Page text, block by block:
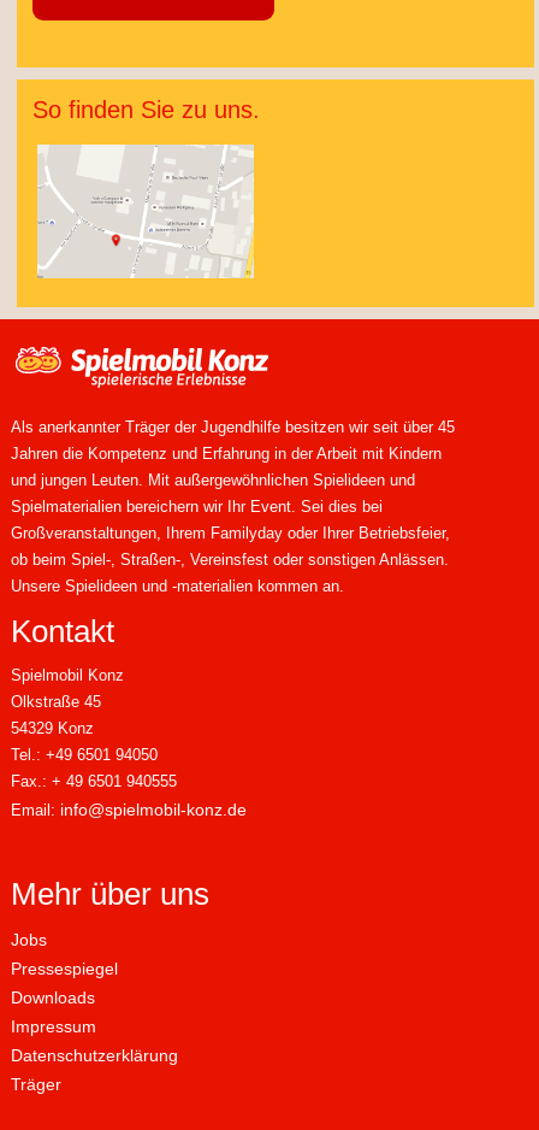
So finden Sie zu uns.
Als anerkannter Träger der Jugendhilfe besitzen wir seit über 45
Jahren die Kompetenz und Erfahrung in der Arbeit mit Kindern
und jungen Leuten. Mit außergewöhnlichen Spielideen und
Spielmaterialien bereichern wir Ihr Event. Sei dies bei
Großveranstaltungen, Ihrem Familyday oder Ihrer Betriebsfeier,
ob beim Spiel-, Straßen-, Vereinsfest oder sonstigen Anlässen.
Unsere Spielideen und -materialien kommen an.
Kontakt
Spielmobil Konz
Olkstraße 45
54329 Konz
Tel.: +49 6501 94050
Fax.: + 49 6501 940555
Email: info@spielmobil-konz.de
Mehr über uns
Jobs
Pressespiegel
Downloads
Impressum
Datenschutzerklärung
Träger